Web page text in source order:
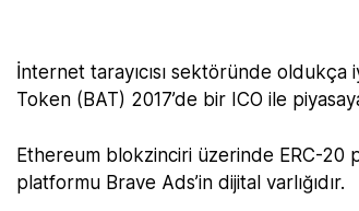
‍İnternet tarayıcısı sektöründe
Token (BAT) 2017’de bir ICO ile
Ethereum blokzinciri üzerinde ERC-20
platformu Brave Ads’in dijital varlığıdır.